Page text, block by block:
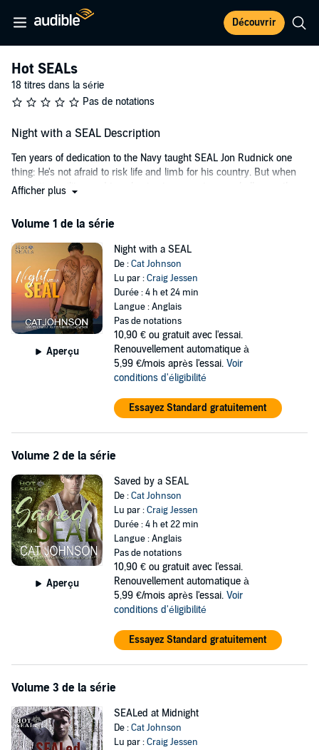
Découvrir
Hot SEALs
18 titres dans la série
Pas de notations
Night with a SEAL Description
Ten years of dedication to the Navy taught SEAL Jon Rudnick one
thing: He's not afraid to risk life and limb for his country. But when
navigating military red tape begins to present more challenges than
broke both rules with Jon the eve of his deployment to Afghanistan.
He can't get her out of his head - not while away and not now that
he's back.
When Ali's life is threatened and military rules won't allow him to
intervene, Jon decides it's time to take back control. The question is
what would a SEAL do as a civilian? Jon's got skills, drive and an
idea, as well as a few teammates willing to cover his six. And he's
got the hope of more with Ali.
A team of sexy SEALs, a terrorist threat, and an attraction that can't
be denied... it all comes together in this launch of the Hot SEALs
best-selling contemporary romance author Cat Johnson.
©2014 Cat Johnson (P)2014 Cat Johnson
Afficher plus
Volume 1 de la série
Aperçu
Night with a SEAL
De :Cat Johnson
Lu par :Craig Jessen
Durée : 4 h et 24 min
Langue : Anglais
Pas de notations
10,90 € ou gratuit avec l'essai.
Renouvellement automatique à
5,99 €/mois après l'essai. Voir
conditions d'éligibilité
Essayez Standard gratuitement
Volume 2 de la série
Aperçu
Saved by a SEAL
De :Cat Johnson
Lu par :Craig Jessen
Durée : 4 h et 22 min
Langue : Anglais
Pas de notations
10,90 € ou gratuit avec l'essai.
Renouvellement automatique à
5,99 €/mois après l'essai. Voir
conditions d'éligibilité
Essayez Standard gratuitement
Volume 3 de la série
SEALed at Midnight
De :Cat Johnson
Lu par :Craig Jessen